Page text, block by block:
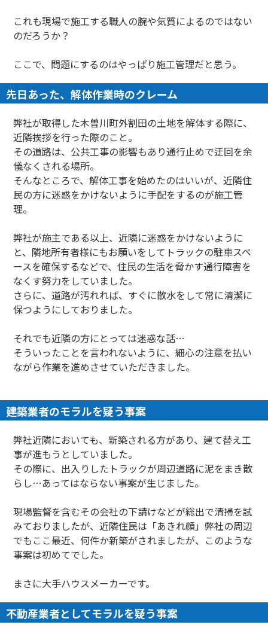
これも現場で施工する職人の腕や気質によるのではない
のだろうか？
ここで、問題にするのはやっぱり施工管理だと思う。
先日あった、解体作業時のクレーム
弊社が取得した木曽川町外割田の土地を解体する際に、
近隣挨拶を行った際のこと。
その道路は、公共工事の影響もあり通行止めで迂回を余
儀なくされる場所。
そんなところで、解体工事を始めたのはいいが、近隣住
民の方に迷惑をかけないように手配をするのが施工管
理。
弊社が施主である以上、近隣に迷惑をかけないように
と、隣地所有者様にもお願いをしてトラックの駐車スペ
ースを確保するなどで、住民の生活を脅かす通行障害を
なくす努力をしていました。
さらに、道路が汚れれば、すぐに散水をして常に清潔に
保つようにしておりました。
それでも近隣の方にとっては迷惑な話…
そういったことを言われないように、細心の注意を払い
ながら作業を進めさせていただきました。
建築業者のモラルを疑う事案
弊社近隣においても、新築される方があり、建て替え工
事が進もうとしていました。
その際に、出入りしたトラックが周辺道路に泥をまき散
らし…あってはならない事案が生じました。
現場監督を含むその会社の下請けなどが総出で清掃を試
みておりましたが、近隣住民は「あきれ顔」弊社の周辺
でもここ最近、何件か新築がされましたが、このような
事案は初めてでした。
まさに大手ハウスメーカーです。
不動産業者としてモラルを疑う事案